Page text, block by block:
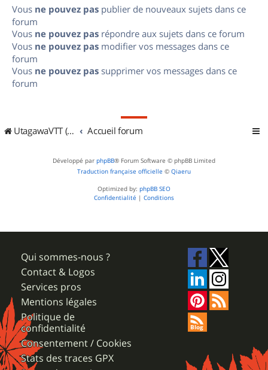
Vous ne pouvez pas publier de nouveaux sujets dans ce
forum
Vous ne pouvez pas répondre aux sujets dans ce forum
Vous ne pouvez pas modifier vos messages dans ce
forum
Vous ne pouvez pas supprimer vos messages dans ce
forum
UtagawaVTT (Randos VTT et VTTAE avec traces GPS) Accueil forum
Développé par phpBB® Forum Software © phpBB Limited
Traduction française officielle © Qiaeru
Optimized by: phpBB SEO
Confidentialité | Conditions
Qui sommes-nous ?
Contact & Logos
Services pros
Mentions légales
Politique de
confidentialité
Consentement / Cookies
Stats des traces GPX